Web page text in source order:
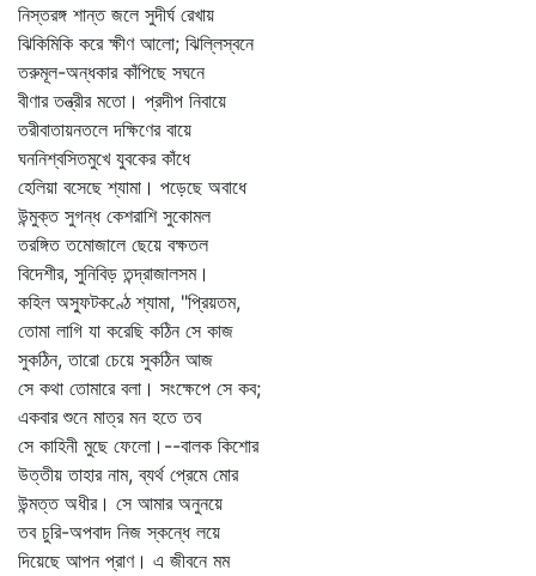
নিস্তরঙ্গ শান্ত জলে সুদীর্ঘ রেখায়
ঝিকিমিকি করে ক্ষীণ আলো; ঝিল্লিস্বনে
তরুমূল-অন্ধকার কাঁপিছে সঘনে
বীণার তন্ত্রীর মতো। প্রদীপ নিবায়ে
তরীবাতায়নতলে দক্ষিণের বায়ে
ঘননিশ্বসিতমুখে যুবকের কাঁধে
হেলিয়া বসেছে শ্যামা। পড়েছে অবাধে
উন্মুক্ত সুগন্ধ কেশরাশি সুকোমল
তরঙ্গিত তমোজালে ছেয়ে বক্ষতল
বিদেশীর, সুনিবিড় তন্দ্রাজালসম।
কহিল অস্ফুটকণ্ঠে শ্যামা, "প্রিয়তম,
তোমা লাগি যা করেছি কঠিন সে কাজ
সুকঠিন, তারো চেয়ে সুকঠিন আজ
সে কথা তোমারে বলা। সংক্ষেপে সে কব;
একবার শুনে মাত্র মন হতে তব
সে কাহিনী মুছে ফেলো।--বালক কিশোর
উত্তীয় তাহার নাম, ব্যর্থ প্রেমে মোর
উন্মত্ত অধীর। সে আমার অনুনয়ে
তব চুরি-অপবাদ নিজ স্কন্ধে লয়ে
দিয়েছে আপন প্রাণ। এ জীবনে মম